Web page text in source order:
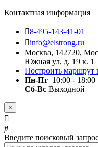
Контактная информация
8-495-143-41-01
info@elstrong.ru
Москва, 142720,
Южная ул, д. 19 к. 1
Построить маршрут
Пн-Пт 10:00 - 18:00
Сб-Вс Выходной
×
Введите поисковый